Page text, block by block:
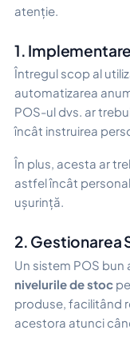
atenție.
1.
Întregul scop al
automatizarea
POS-ul dvs. ar
încât instruirea
În plus, acesta ar
astfel încât
ușurință.
2. Gestionarea
Un sistem POS bun
nivelurile de stoc
produse, facilitând
acestora atunci